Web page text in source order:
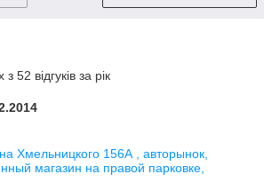
52 відгуків за рік
Хмельницкого 156А , авторынок,
магазин на правой парковке,